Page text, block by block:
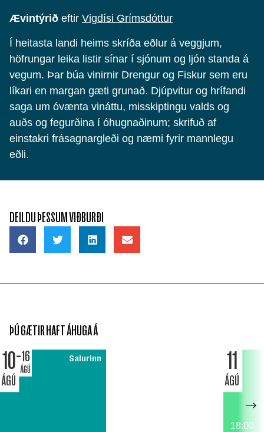
Ævintýrið eftir Vigdísi Grímsdóttur
Í heitasta landi heims skríða eðlur á veggjum,
höfrungar leika listir sínar í sjónum og ljón standa á
vegum. Þar búa vinirnir Drengur og Fiskur sem eru
líkari en margan gæti grunað. Djúpvitur og hrífandi
saga um óvænta vináttu, misskiptingu valds og
auðs og fegurðina í óhugnaðinum; skrifuð af
einstakri frásagnargleði og næmi fyrir mannlegu
eðli.
DEILDU ÞESSUM VIÐBURÐI
ÞÚ GÆTIR HAFT ÁHUGA Á
10
ÁGÚ
16
ÁGÚ
Salurinn 11
ÁGÚ
18:00